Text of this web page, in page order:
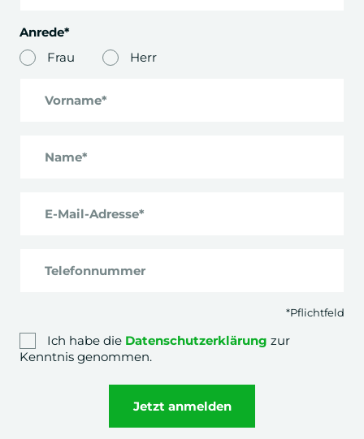
Anrede*
Frau
Herr
Vorname*
Name*
E-Mail-Adresse*
Telefonnummer
*Pflichtfeld
Ich habe die Datenschutzerklärung zur
Kenntnis genommen.
Jetzt anmelden